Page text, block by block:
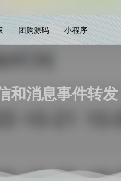
团购源码 小程序
和消息事件转发